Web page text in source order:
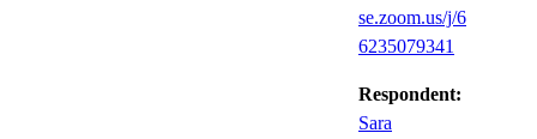
se.zoom.us/j/6
6235079341
Respondent:
Sara